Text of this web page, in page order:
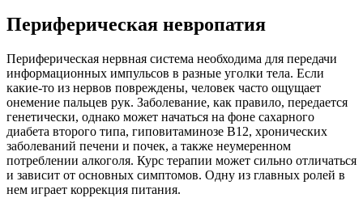
Периферическая невропатия
Периферическая нервная система необходима для передачи
информационных импульсов в разные уголки тела. Если
какие-то из нервов повреждены, человек часто ощущает
онемение пальцев рук. Заболевание, как правило, передается
генетически, однако может начаться на фоне сахарного
диабета второго типа, гиповитаминозе В12, хронических
заболеваний печени и почек, а также неумеренном
потреблении алкоголя. Курс терапии может сильно отличаться
и зависит от основных симптомов. Одну из главных ролей в
нем играет коррекция питания.